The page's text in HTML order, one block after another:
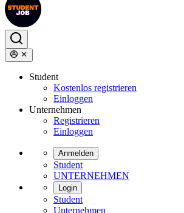
Student
Kostenlos registrieren
Einloggen
Unternehmen
Registrieren
Einloggen
Anmelden
Student
UNTERNEHMEN
Login
Student
Unternehmen